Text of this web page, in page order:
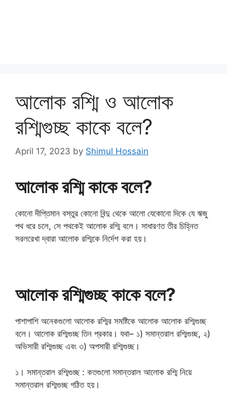
আলোক রশ্মি ও আলোক
রশ্মিগুচ্ছ কাকে বলে?
April 17, 2023 by Shimul Hossain
আলোক রশ্মি কাকে বলে?
কোনো দীপ্তিমান বস্তুর কোনো বিন্দু থেকে আলো যেকোনো দিকে যে ঋজু
পথ ধরে চলে, সে পথকেই আলোক রশ্মি বলে। সাধারণত তীর চিহ্নিত
সরলরেখা দ্বারা আলোক রশ্মিকে নির্দেশ করা হয়।
আলোক রশ্মিগুচ্ছ কাকে বলে?
পাশাপাশি অনেকগুলো আলোক রশ্মির সমষ্টিকে আলোক আলোক রশ্মিগুচ্ছ
বলে। আলোক রশ্মিগুচ্ছ তিন প্রকার। যথা– ১) সমান্তরাল রশ্মিগুচ্ছ, ২)
অভিসারী রশ্মিগুচ্ছ এবং ৩) অপসারী রশ্মিগুচ্ছ।
১। সমান্তরাল রশ্মিগুচ্ছ : কতগুলো সমান্তরাল আলোক রশ্মি নিয়ে
সমান্তরাল রশ্মিগুচ্ছ গঠিত হয়।